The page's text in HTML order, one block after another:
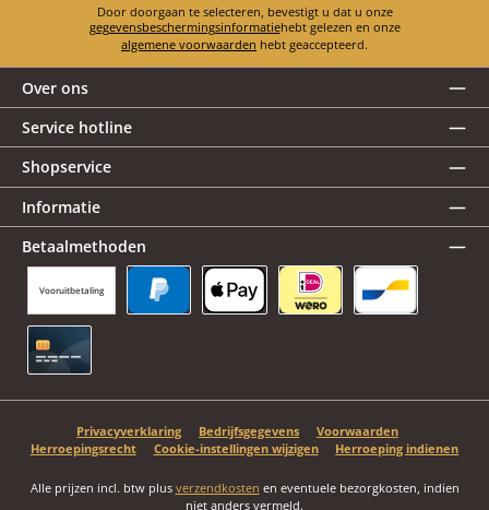
Door doorgaan te selecteren, bevestigt u dat u onze
gegevensbeschermingsinformatie
hebt gelezen en onze
algemene voorwaarden hebt geaccepteerd.
Over ons
Service hotline
Shopservice
Informatie
Betaalmethoden
Vooruitbetaling
Privacyverklaring Bedrijfsgegevens
Voorwaarden
Herroepingsrecht
Cookie-instellingen wijzigen Herroeping indienen
Alle prijzen incl. btw plus verzendkosten en eventuele bezorgkosten, indien
niet anders vermeld.